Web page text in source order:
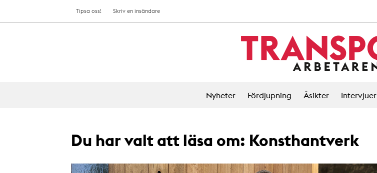
Tipsa oss! Skriv en insändare
Nyheter Fördjupning Åsikter Intervjuer
Du har valt att läsa om: Konsthantverk